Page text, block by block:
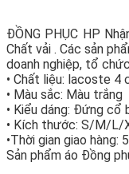
ĐỒNG PHỤC HP
Chất vải . Các sản
doanh nghiệp, tổ
• Chất liệu: lacoste 4
• Màu sắc: Màu trắng
• Kiểu dáng: Đứng
• Kích thước: S/M/L/
•Thời gian giao hàng:
Sản phẩm áo Đồng